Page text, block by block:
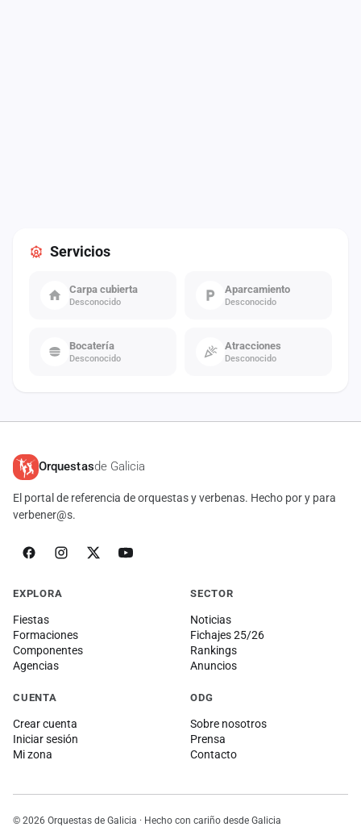
Servicios
Carpa cubierta
Desconocido
Aparcamiento
Desconocido
Bocatería
Desconocido
Atracciones
Desconocido
Orquestasde Galicia
El portal de referencia de orquestas y verbenas. Hecho por y para
verbener@s.
EXPLORA
Fiestas
Formaciones
Componentes
Agencias
SECTOR
Noticias
Fichajes 25/26
Rankings
Anuncios
CUENTA
Crear cuenta
Iniciar sesión
Mi zona
ODG
Sobre nosotros
Prensa
Contacto
© 2026 Orquestas de Galicia · Hecho con cariño desde Galicia